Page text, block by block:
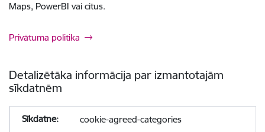
Maps, PowerBI vai citus.
Privātuma politika
Detalizētāka informācija par izmantotajām
sīkdatnēm
cookie-agreed-categories